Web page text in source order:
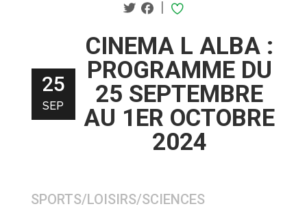
|
25
SEP
CINEMA L ALBA :
PROGRAMME DU
25 SEPTEMBRE
AU 1ER OCTOBRE
2024
SPORTS/LOISIRS/SCIENCES